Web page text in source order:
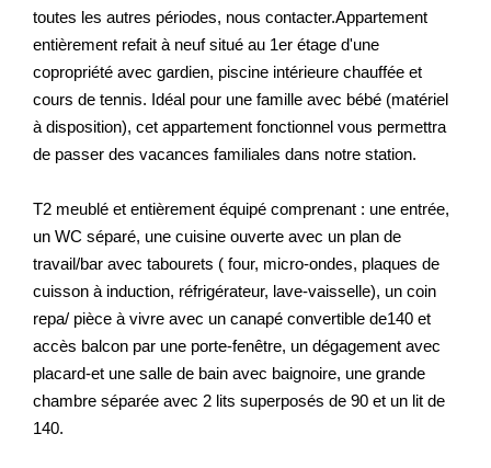
Nos Actualités
CONTACT
EXTRANET CLIENTS
toutes les autres périodes, nous contacter.Appartement
entièrement refait à neuf situé au 1er étage d'une
copropriété avec gardien, piscine intérieure chauffée et
cours de tennis. Idéal pour une famille avec bébé (matériel
à disposition), cet appartement fonctionnel vous permettra
de passer des vacances familiales dans notre station.
T2 meublé et entièrement équipé comprenant : une entrée,
un WC séparé, une cuisine ouverte avec un plan de
travail/bar avec tabourets ( four, micro-ondes, plaques de
cuisson à induction, réfrigérateur, lave-vaisselle), un coin
repa/ pièce à vivre avec un canapé convertible de140 et
accès balcon par une porte-fenêtre, un dégagement avec
placard-et une salle de bain avec baignoire, une grande
chambre séparée avec 2 lits superposés de 90 et un lit de
140.